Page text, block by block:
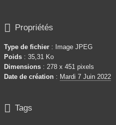
 Propriétés
Type de fichier : Image JPEG
Poids : 35,31 Ko
Dimensions : 278 x 451 pixels
Date de création : Mardi 7 Juin 2022
 Tags